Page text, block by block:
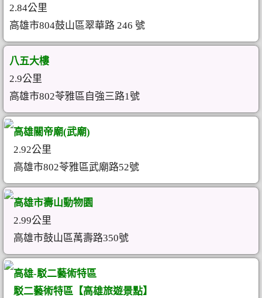
2.84公里
高雄市804鼓山區翠華路 246 號
八五大樓
2.9公里
高雄市802苓雅區自強三路1號
高雄關帝廟(武廟)
2.92公里
高雄市802苓雅區武廟路52號
高雄市壽山動物園
2.99公里
高雄市鼓山區萬壽路350號
高雄-駁二藝術特區
駁二藝術特區【高雄旅遊景點】